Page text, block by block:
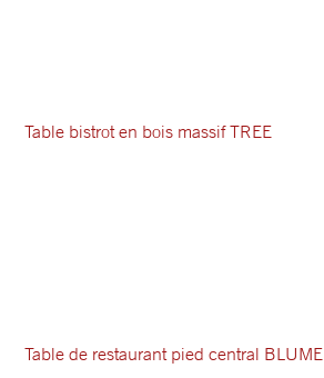
Table bistrot en bois massif TREE
Table de restaurant pied central BLUME